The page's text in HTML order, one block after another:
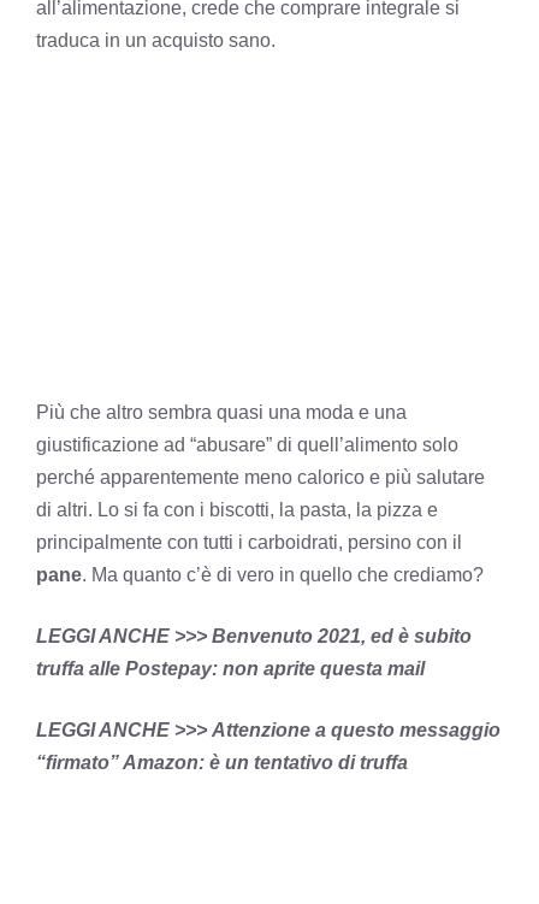
all’alimentazione, crede che comprare integrale si
traduca in un acquisto sano.
Più che altro sembra quasi una moda e una
giustificazione ad “abusare” di quell’alimento solo
perché apparentemente meno calorico e più salutare
di altri. Lo si fa con i biscotti, la pasta, la pizza e
principalmente con tutti i carboidrati, persino con il
pane. Ma quanto c’è di vero in quello che crediamo?
LEGGI ANCHE >>> Benvenuto 2021, ed è subito
truffa alle Postepay: non aprite questa mail
LEGGI ANCHE >>> Attenzione a questo messaggio
“firmato” Amazon: è un tentativo di truffa